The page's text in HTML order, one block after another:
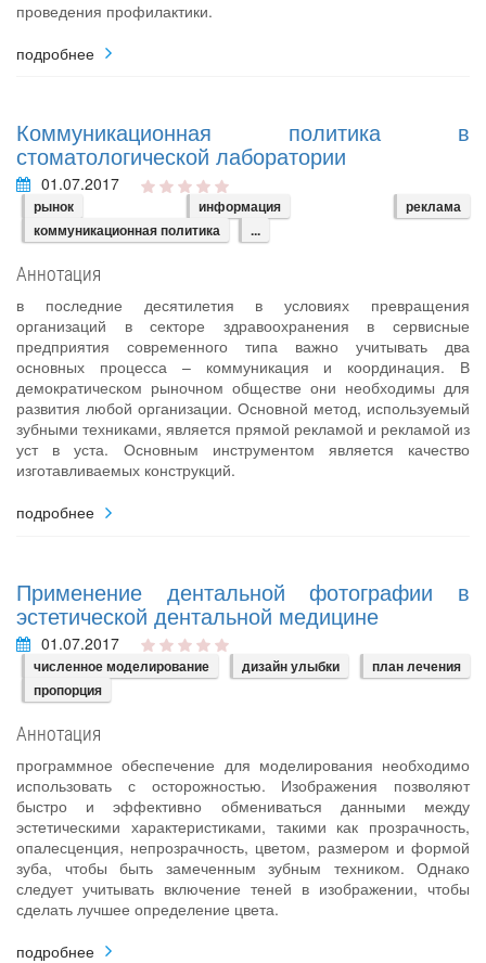
проведения профилактики.
подробнее
Коммуникационная политика в
стоматологической лаборатории
01.07.2017
рынок информация
реклама
коммуникационная политика
...
Аннотация
в последние десятилетия в условиях превращения
организаций в секторе здравоохранения в сервисные
предприятия современного типа важно учитывать два
основных процесса – коммуникация и координация. В
демократическом рыночном обществе они необходимы для
развития любой организации. Основной метод, используемый
зубными техниками, является прямой рекламой и рекламой из
уст в уста. Основным инструментом является качество
изготавливаемых конструкций.
подробнее
Применение дентальной фотографии в
эстетической дентальной медицине
01.07.2017
численное моделирование дизайн улыбки
план лечения
пропорция
Аннотация
программное обеспечение для моделирования необходимо
использовать с осторожностью. Изображения позволяют
быстро и эффективно обмениваться данными между
эстетическими характеристиками, такими как прозрачность,
опалесценция, непрозрачность, цветом, размером и формой
зуба, чтобы быть замеченным зубным техником. Однако
следует учитывать включение теней в изображении, чтобы
сделать лучшее определение цвета.
подробнее